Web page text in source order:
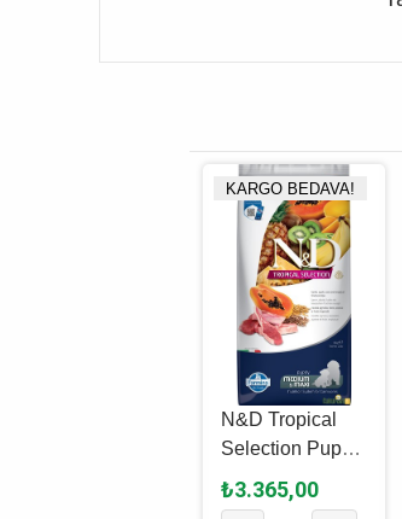
KARGO BEDAVA!
N&D Tropical
Selection Puppy
Medium & Maxi
Kuzu Etli Ve
₺3.365,00